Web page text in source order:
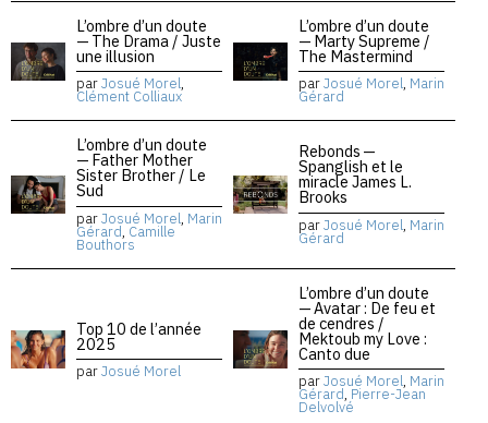
L’ombre d’un doute
— The Drama / Juste
une illusion
parJosué Morel,
Clément Colliaux
L’ombre d’un doute
— Marty Supreme /
The Mastermind
parJosué Morel, Marin
Gérard
L’ombre d’un doute
— Father Mother
Sister Brother / Le
Sud
parJosué Morel, Marin
Gérard, Camille
Bouthors
Rebonds —
Spanglish et le
miracle James L.
Brooks
parJosué Morel, Marin
Gérard
Top 10 de l’année
2025
parJosué Morel
L’ombre d’un doute
— Avatar : De feu et
de cendres /
Mektoub my Love :
Canto due
parJosué Morel, Marin
Gérard, Pierre-Jean
Delvolvé